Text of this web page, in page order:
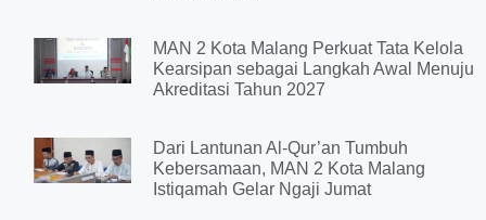
MAN 2 Kota Malang Perkuat Tata Kelola
Kearsipan sebagai Langkah Awal Menuju
Akreditasi Tahun 2027
Dari Lantunan Al-Qur’an Tumbuh
Kebersamaan, MAN 2 Kota Malang
Istiqamah Gelar Ngaji Jumat